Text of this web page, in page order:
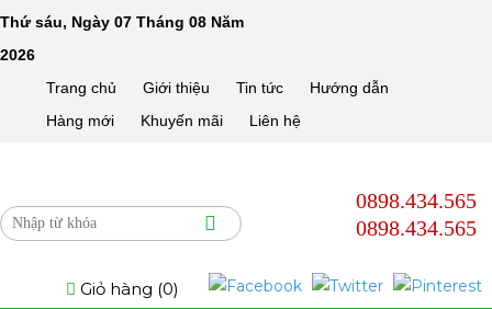
Thứ sáu, Ngày 07 Tháng 08 Năm
2026
Trang chủ
Giới thiệu Tin tức
Hướng dẫn
Hàng mới
Khuyến mãi Liên hệ
0898.434.565
0898.434.565
Giỏ hàng (0)